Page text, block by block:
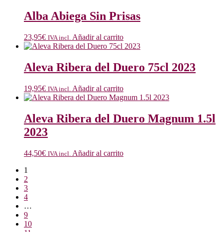
Alba Abiega Sin Prisas
23,95€ IVA incl. Añadir al carrito
Aleva Ribera del Duero 75cl 2023
19,95€ IVA incl. Añadir al carrito
Aleva Ribera del Duero Magnum 1.5l
2023
44,50€ IVA incl. Añadir al carrito
1
2
3
4
…
9
10